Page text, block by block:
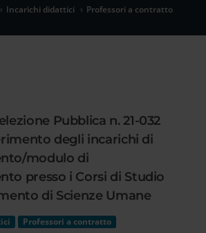
Incarichi didattici
Professori a contratto
Pubblica n. 21-032
degli incarichi di
modulo di
presso i Corsi di Studio
di Scienze Umane
Professori a contratto